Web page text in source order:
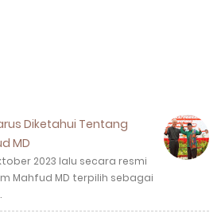
Diketahui Tentang
MD
2023 lalu secara resmi
Mahfud MD terpilih sebagai